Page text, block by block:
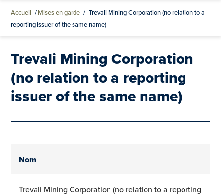
Accueil / Mises en garde / Trevali Mining Corporation (no relation to a
reporting issuer of the same name)
Trevali Mining Corporation
(no relation to a reporting
issuer of the same name)
Nom
Trevali Mining Corporation (no relation to a reporting